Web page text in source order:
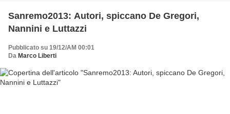
Sanremo2013: Autori, spiccano De Gregori,
Nannini e Luttazzi
Pubblicato su 19/12/AM 00:01
Da Marco Liberti